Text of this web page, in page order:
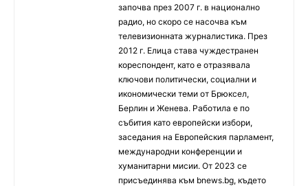
започва през 2007 г. в национално
радио, но скоро се насочва към
телевизионната журналистика. През
2012 г. Елица става чуждестранен
кореспондент, като е отразявала
ключови политически, социални и
икономически теми от Брюксел,
Берлин и Женева. Работила е по
събития като европейски избори,
заседания на Европейския парламент,
международни конференции и
хуманитарни мисии. От 2023 се
присъединява към bnews.bg, където